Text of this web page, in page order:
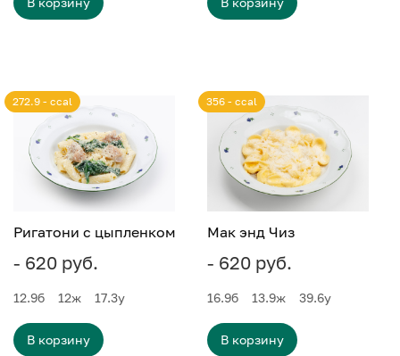
Ригатони с цыпленком
- 620 руб.
272.9 - ccal
12.9б 12ж 17.3у
В корзину
Мак энд Чиз
- 620 руб.
356 - ccal
16.9б 13.9ж 39.6у
В корзину